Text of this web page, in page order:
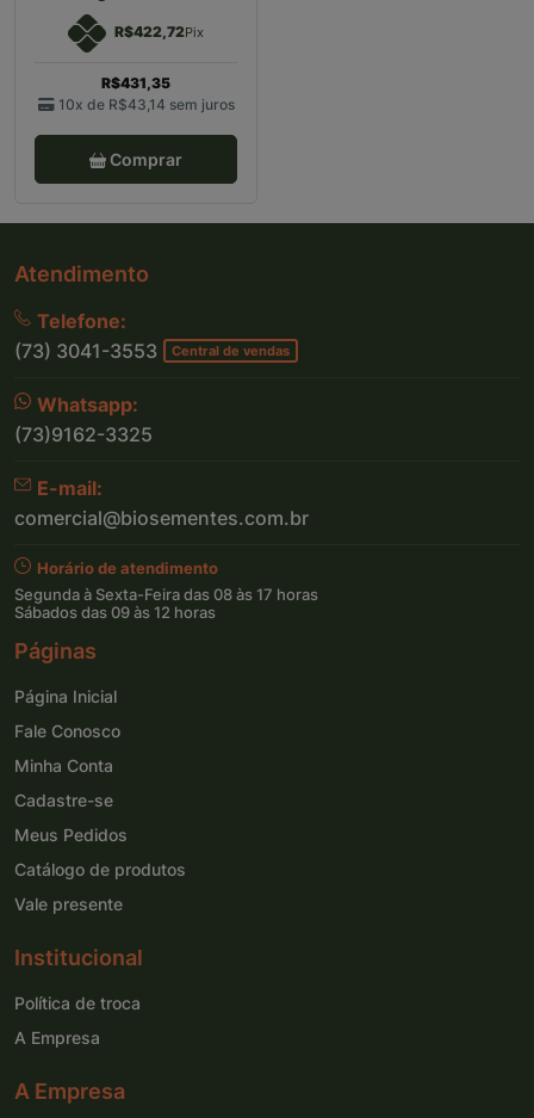
R$422,72Pix
R$431,35
10x de R$43,14 sem juros
Comprar
Atendimento
Telefone:
(73) 3041-3553
Central de vendas
Whatsapp:
(73)9162-3325
E-mail:
comercial@biosementes.com.br
Horário de atendimento
Segunda à Sexta-Feira das 08 às 17 horas
Sábados das 09 às 12 horas
Páginas
Página Inicial
Fale Conosco
Minha Conta
Cadastre-se
Meus Pedidos
Catálogo de produtos
Vale presente
Institucional
Política de troca
A Empresa
A Empresa